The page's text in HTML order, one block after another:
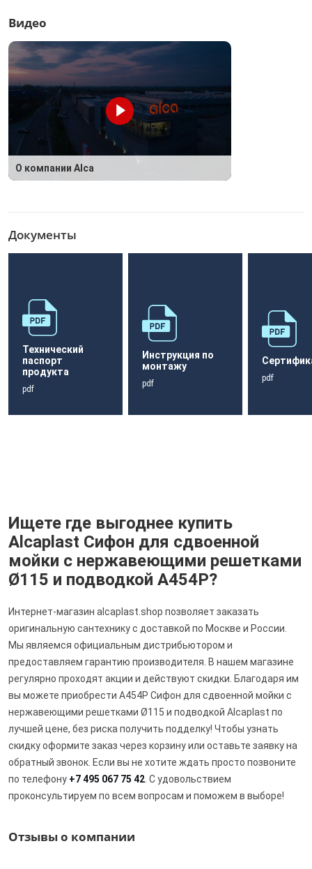
Видео
О компании Alca
Документы
Технический
паспорт
продукта
pdf
Инструкция по
монтажу
pdf
pdf
Ищете где выгоднее купить
Alcaplast Сифон для сдвоенной
мойки с нержавеющими решетками
Ø115 и подводкой A454P?
Интернет-магазин alcaplast.shop позволяет заказать
оригинальную сантехнику с доставкой по Москве и России.
Мы являемся официальным дистрибьютором и
предоставляем гарантию производителя. В нашем магазине
регулярно проходят акции и действуют скидки. Благодаря им
вы можете приобрести A454P Сифон для сдвоенной мойки с
нержавеющими решетками Ø115 и подводкой Alcaplast по
лучшей цене, без риска получить подделку! Чтобы узнать
скидку оформите заказ через корзину или оставьте заявку на
обратный звонок. Если вы не хотите ждать просто позвоните
по телефону +7 495 067 75 42 . С удовольствием
проконсультируем по всем вопросам и поможем в выборе!
Отзывы о компании